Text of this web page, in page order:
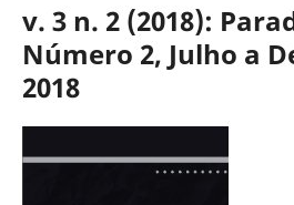
v. 3 n. 2 (2018):
Número 2, Julho a
2018